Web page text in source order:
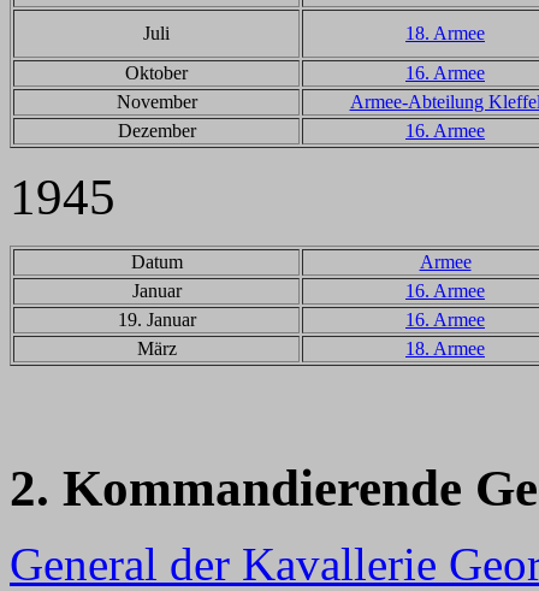
Juli
18. Armee
Oktober
16. Armee
November
Armee-Abteilung
Dezember
16. Armee
1945
Datum
Armee
Januar
16. Armee
19. Januar
16. Armee
März
18. Armee
2. Kommandierende
General der Kavallerie